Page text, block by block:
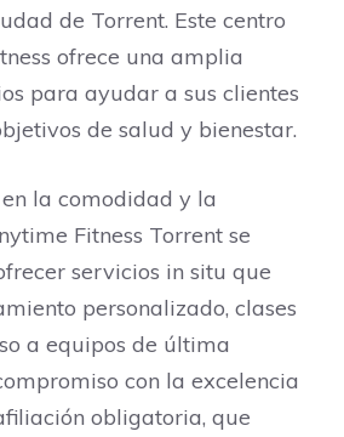
de Torrent. Este centro
ofrece una amplia
para ayudar a sus clientes
de salud y bienestar.
la comodidad y la
Fitness Torrent se
servicios in situ que
personalizado, clases
a equipos de última
con la excelencia
obligatoria, que